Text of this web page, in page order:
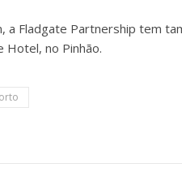
a Fladgate Partnership tem
Hotel, no Pinhão.